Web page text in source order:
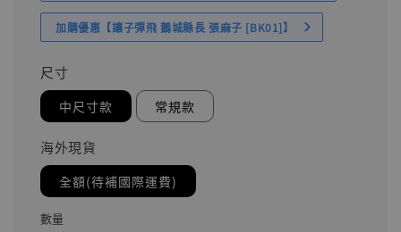
加購優惠【讓子彈飛 鵝城縣長 張麻子 [BK01]】
尺寸
中尺寸款 常規款
海外現貨
全額(待補國際運費)
數量